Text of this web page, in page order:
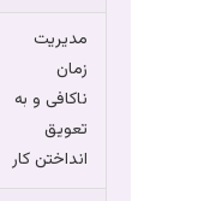
مدیریت
زمان
ناکافی و به
تعویق
انداختن کار